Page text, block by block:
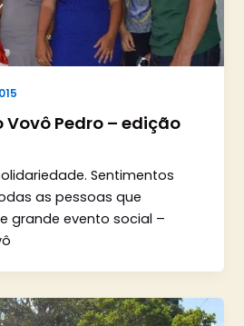
Pedro – edição
Sentimentos
as pessoas que
grande evento social –